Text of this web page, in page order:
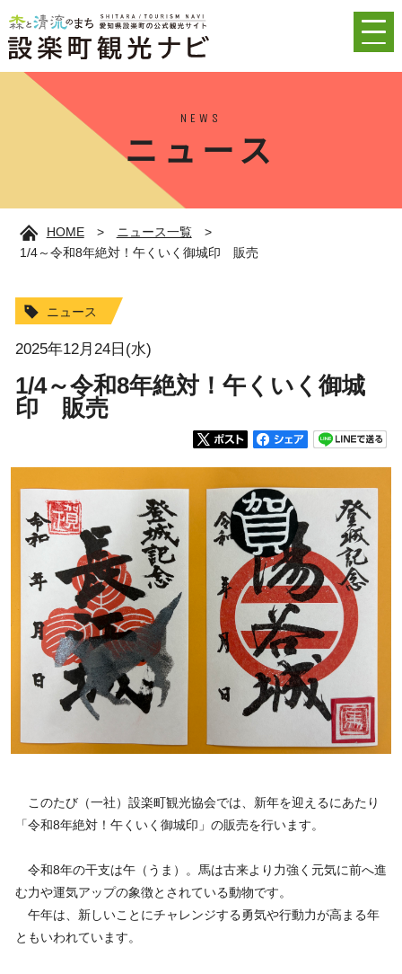
NEWS
ニュース
HOME> ニュース一覧>
1/4～令和8年絶対！午くいく御城印 販売
ニュース
2025年12月24日(水)
1/4～令和8年絶対！午くいく御城
印 販売
このたび（一社）設楽町観光協会では、新年を迎えるにあたり
「令和8年絶対！午くいく御城印」の販売を行います。
令和8年の干支は午（うま）。馬は古来より力強く元気に前へ進
む力や運気アップの象徴とされている動物です。
午年は、新しいことにチャレンジする勇気や行動力が高まる年
ともいわれています。